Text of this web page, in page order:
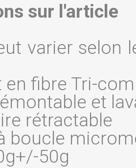
sur l'article
varier selon
en fibre Tri-
et
rétractable
boucle
50g